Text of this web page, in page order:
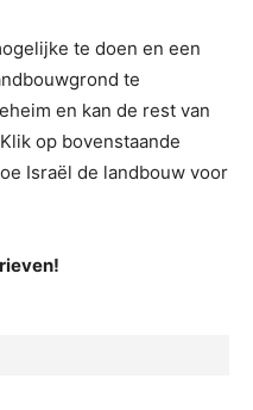
te doen en een
te
en kan de rest van
op bovenstaande
Israël de landbouw voor